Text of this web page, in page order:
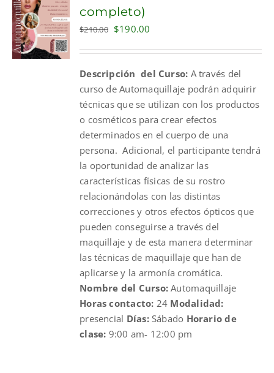
CART
completo)
$210.00 Original
$210.00.
$190.00
$190.00.
Descripción del Curso: A través del
curso de Automaquillaje podrán adquirir
técnicas que se utilizan con los productos
o cosméticos para crear efectos
determinados en el cuerpo de una
persona. Adicional, el participante tendrá
la oportunidad de analizar las
características físicas de su rostro
relacionándolas con las distintas
correcciones y otros efectos ópticos que
pueden conseguirse a través del
maquillaje y de esta manera determinar
las técnicas de maquillaje que han de
aplicarse y la armonía cromática.
Nombre del Curso:Automaquillaje
Horas contacto: 24 Modalidad:
presencial Días:Sábado Horario de
clase: 9:00 am- 12:00 pm